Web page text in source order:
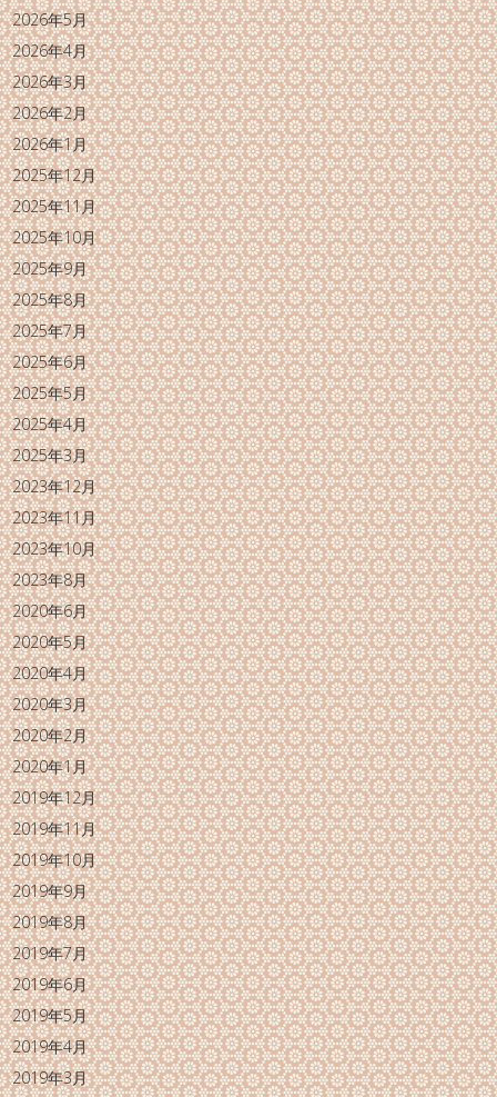
2026年5月
2026年4月
2026年3月
2026年2月
2026年1月
2025年12月
2025年11月
2025年10月
2025年9月
2025年8月
2025年7月
2025年6月
2025年5月
2025年4月
2025年3月
2023年12月
2023年11月
2023年10月
2023年8月
2020年6月
2020年5月
2020年4月
2020年3月
2020年2月
2020年1月
2019年12月
2019年11月
2019年10月
2019年9月
2019年8月
2019年7月
2019年6月
2019年5月
2019年4月
2019年3月